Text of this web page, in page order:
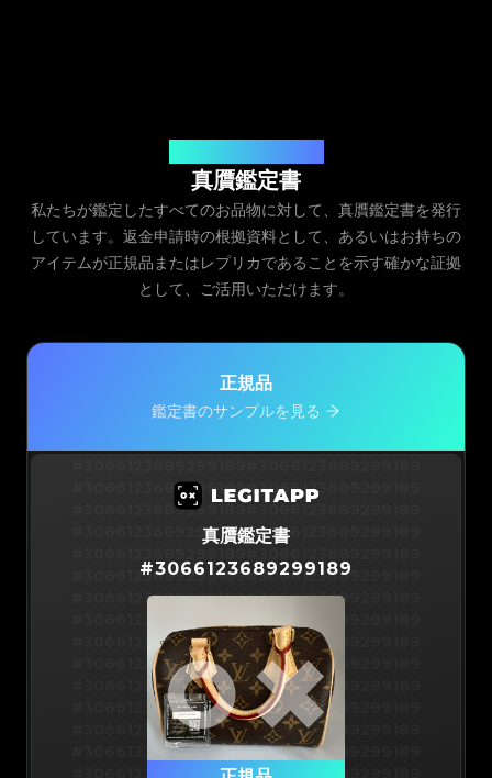
真贋鑑定書
私たちが鑑定したすべてのお品物に対して、真贋鑑定書を発行
しています。返金申請時の根拠資料として、あるいはお持ちの
アイテムが正規品またはレプリカであることを示す確かな証拠
として、ご活用いただけます。
正規品
鑑定書のサンプルを見る
#3066123689299189#3066123689299189
#3066123689299189#3066123689299189
#3066123689299189#3066123689299189
#3066123689299189#3066123689299189
#3066123689299189#3066123689299189
#3066123689299189#3066123689299189
#3066123689299189#3066123689299189
#3066123689299189#3066123689299189
#3066123689299189#3066123689299189
#3066123689299189#3066123689299189
#3066123689299189#3066123689299189
#3066123689299189#3066123689299189
真贋鑑定書
#3066123689299189